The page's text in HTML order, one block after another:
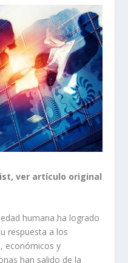
ver artículo original
humana ha logrado
respuesta a los
económicos y
han salido de la